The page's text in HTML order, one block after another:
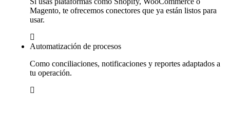
Magento, te ofrecemos conectores que ya están listos para
usar.
Automatización de procesos
Como conciliaciones, notificaciones y reportes adaptados a
tu operación.